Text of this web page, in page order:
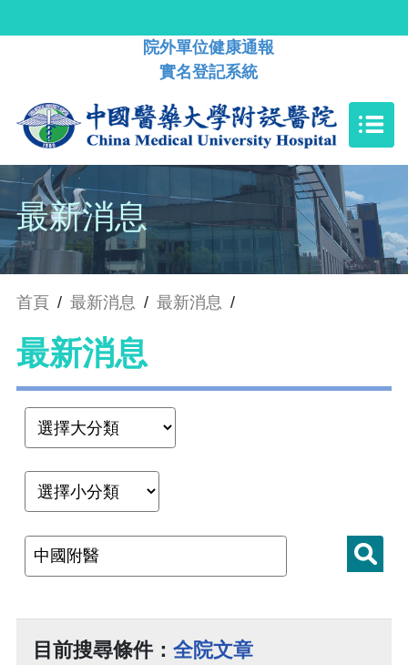
院外單位健康通報
實名登記系統
最新消息
首頁 / 最新消息 / 最新消息 /
最新消息
目前搜尋條件： 全院文章